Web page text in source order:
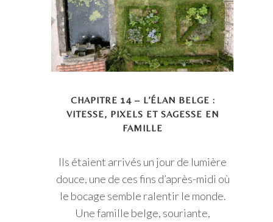
CHAPITRE 14 – L’ÉLAN BELGE :
VITESSE, PIXELS ET SAGESSE EN
FAMILLE
Ils étaient arrivés un jour de lumière
douce, une de ces fins d’après-midi où
le bocage semble ralentir le monde.
Une famille belge, souriante,